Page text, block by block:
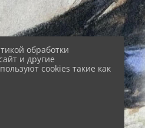
обработки
и другие
cookies такие как